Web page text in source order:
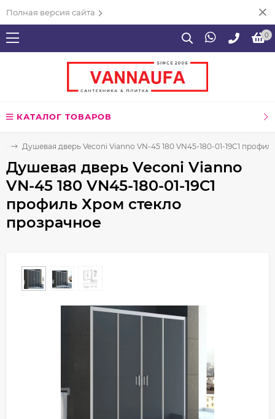
Полная версия сайта
0
КАТАЛОГ ТОВАРОВ
Душевая дверь Veconi Vianno VN-45 180 VN45-180-01-19C1
Душевая дверь Veconi Vianno
VN-45 180 VN45-180-01-19C1
профиль Хром стекло
прозрачное